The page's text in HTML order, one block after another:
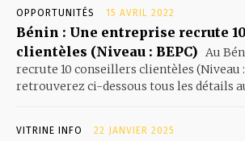
OPPORTUNITÉS 15 AVRIL 2022
Bénin : Une entreprise recrute
clientèles (Niveau : BEPC) Au
recrute 10 conseillers clientèles (Niveau :
retrouverez ci-dessous tous les détails
VITRINE INFO 22 JANVIER 2025